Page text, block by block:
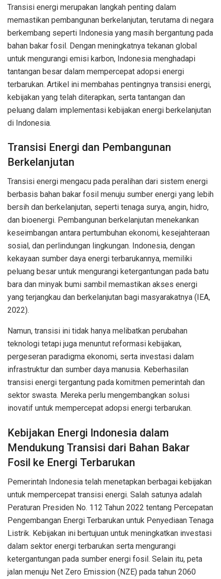
Transisi energi merupakan langkah penting dalam
memastikan pembangunan berkelanjutan, terutama di negara
berkembang seperti Indonesia yang masih bergantung pada
bahan bakar fosil. Dengan meningkatnya tekanan global
untuk mengurangi emisi karbon, Indonesia menghadapi
tantangan besar dalam mempercepat adopsi energi
terbarukan. Artikel ini membahas pentingnya transisi energi,
kebijakan yang telah diterapkan, serta tantangan dan
peluang dalam implementasi kebijakan energi berkelanjutan
di Indonesia.
Transisi Energi dan Pembangunan
Berkelanjutan
Transisi energi mengacu pada peralihan dari sistem energi
berbasis bahan bakar fosil menuju sumber energi yang lebih
bersih dan berkelanjutan, seperti tenaga surya, angin, hidro,
dan bioenergi. Pembangunan berkelanjutan menekankan
keseimbangan antara pertumbuhan ekonomi, kesejahteraan
sosial, dan perlindungan lingkungan. Indonesia, dengan
kekayaan sumber daya energi terbarukannya, memiliki
peluang besar untuk mengurangi ketergantungan pada batu
bara dan minyak bumi sambil memastikan akses energi
yang terjangkau dan berkelanjutan bagi masyarakatnya (IEA,
2022).
Namun, transisi ini tidak hanya melibatkan perubahan
teknologi tetapi juga menuntut reformasi kebijakan,
pergeseran paradigma ekonomi, serta investasi dalam
infrastruktur dan sumber daya manusia. Keberhasilan
transisi energi tergantung pada komitmen pemerintah dan
sektor swasta. Mereka perlu mengembangkan solusi
inovatif untuk mempercepat adopsi energi terbarukan.
Kebijakan Energi Indonesia dalam
Mendukung Transisi dari Bahan Bakar
Fosil ke Energi Terbarukan
Pemerintah Indonesia telah menetapkan berbagai kebijakan
untuk mempercepat transisi energi. Salah satunya adalah
Peraturan Presiden No. 112 Tahun 2022 tentang Percepatan
Pengembangan Energi Terbarukan untuk Penyediaan Tenaga
Listrik. Kebijakan ini bertujuan untuk meningkatkan investasi
dalam sektor energi terbarukan serta mengurangi
ketergantungan pada sumber energi fosil. Selain itu, peta
jalan menuju Net Zero Emission (NZE) pada tahun 2060